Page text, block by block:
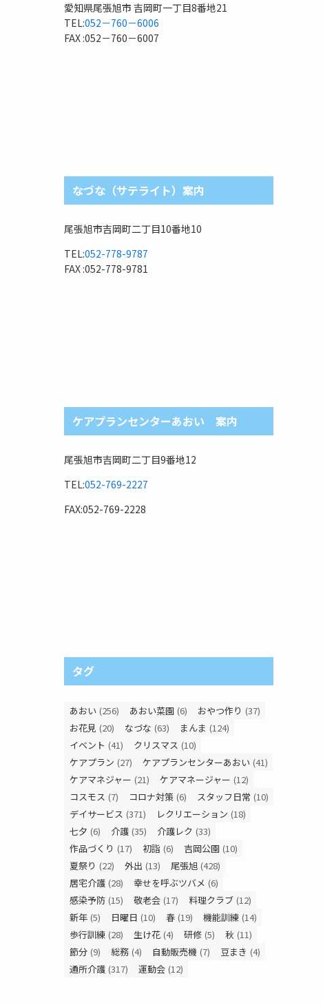
愛知県尾張旭市 吉岡町一丁目8番地21
TEL:052－760－6006
FAX :052－760－6007
なづな（サテライト）案内
尾張旭市吉岡町二丁目10番地10
TEL:052-778-9787
FAX :052-778-9781
ケアプランセンターあおい 案内
尾張旭市吉岡町二丁目9番地12
TEL:052-769-2227
FAX:052-769-2228
タグ
あおい (256) あおい菜園 (6) おやつ作り (37)
お花見 (20) なづな (63) まんま (124)
イベント (41) クリスマス (10)
ケアプラン (27) ケアプランセンターあおい (41)
ケアマネジャー (21) ケアマネージャー (12)
コスモス (7) コロナ対策 (6) スタッフ日常 (10)
デイサービス (371) レクリエーション (18)
七夕 (6) 介護 (35) 介護レク (33)
作品づくり (17) 初詣 (6) 吉岡公園 (10)
夏祭り (22) 外出 (13) 尾張旭 (428)
居宅介護 (28) 幸せを呼ぶツバメ (6)
感染予防 (15) 敬老会 (17) 料理クラブ (12)
新年 (5) 日曜日 (10) 春 (19) 機能訓練 (14)
歩行訓練 (28) 生け花 (4) 研修 (5) 秋 (11)
節分 (9) 総務 (4) 自動販売機 (7) 豆まき (4)
通所介護 (317) 運動会 (12)